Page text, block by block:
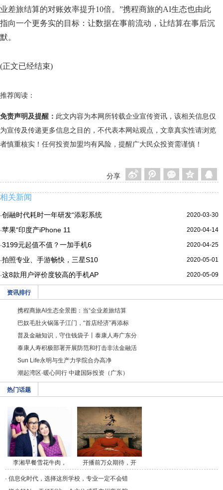
业差旅结算的对账效率提升10倍。”携程商旅的AI生态也由此
指向一个更务实的目标：让数据在事前流动，让结算在事后沉
默。
(正文已经结束)
推荐阅读：
免责声明及提醒： 此文内容为本网所转载企业宣传资讯，该相关信息仅
为宣传及传递更多信息之目的，不代表本网站观点，文章真实性请浏览
者慎重核实！任何投资加盟均有风险，提醒广大民众投资需谨慎！
分享
相关新闻
2020-03-30
·创融时代耗时一年研发“添彩系统
2020-04-14
·苹果“印度产iPhone 11
2020-04-25
·3199元起值不值？一加手机6
2020-05-01
·拍照专业、手游畅快，三星S10
2020-05-09
·这8款用户评价度较高的手机AP
资讯排行
携程商旅AI生态全景图：当“企业差旅结算
巴奴毛肚火锅落子江门，“首店经济”再添标
普及金融知识，守住钱袋子丨泰康人寿广东分
泰康人寿积极部署开展防范和打击非法金融活
Sun Life永明与⽣产⼒学院合办⾼净
潮起湾区·暖心同行 中建国际投资（广东）
热门话题
李湘早餐雪花牛肉，
午/a>
开播前万众期待，开
播/a>
· 信息化时代，选择这所学校，专业一定不会错